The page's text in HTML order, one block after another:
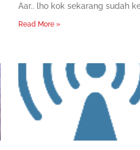
Aar.. lho kok sekarang sudah
Read More »